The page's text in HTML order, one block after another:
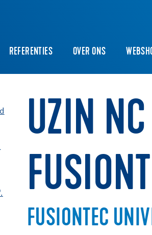
REFERENTIES OVER ONS
UZIN
FUSIONTEC